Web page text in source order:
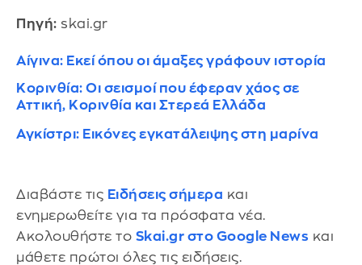
Πηγή: skai.gr
Αίγινα: Εκεί όπου οι άμαξες γράφουν ιστορία
Κορινθία: Οι σεισμοί που έφεραν χάος σε
Αττική, Κορινθία και Στερεά Ελλάδα
Αγκίστρι: Εικόνες εγκατάλειψης στη μαρίνα
Διαβάστε τις Ειδήσεις σήμερα και
ενημερωθείτε για τα πρόσφατα νέα.
Ακολουθήστε το Skai.gr στο Google News και
μάθετε πρώτοι όλες τις ειδήσεις.